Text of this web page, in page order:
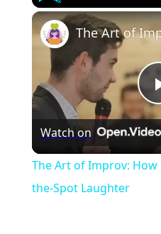
Unmute
Watch on
The Art of Improv: How
the-Spot Laughter